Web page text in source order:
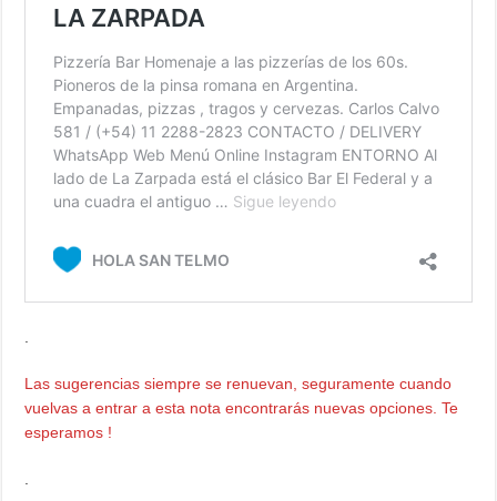
Las sugerencias siempre se renuevan, seguramente cuando
vuelvas a entrar a esta nota encontrarás nuevas opciones. Te
esperamos !